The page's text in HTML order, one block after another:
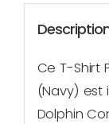
Ce T-Shirt
(Navy) est
Dolphin